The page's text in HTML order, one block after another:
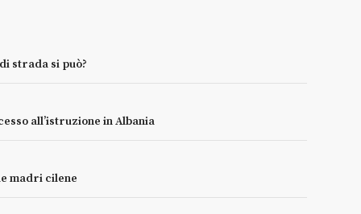
strada si può?
all’istruzione in Albania
madri cilene